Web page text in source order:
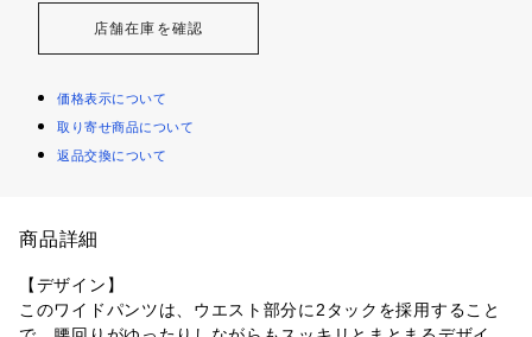
店舗在庫を確認
価格表示について
取り寄せ商品について
返品交換について
商品詳細
【デザイン】
このワイドパンツは、ウエスト部分に2タックを採用すること